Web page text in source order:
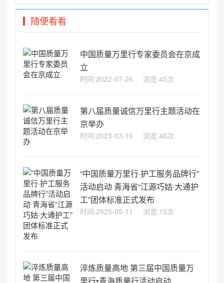
随便看看
中国质量万里行专家委员会在京成
立
时间:2022-07-26 浏览:45次
第八届质量诚信万里行主题活动在
京举办
时间:2023-03-16 浏览:46次
“中国质量万里行·护工服务品牌行”
活动启动 青海省“江源巧姑·大通护
工”团体标准正式发布
时间:2025-05-11 浏览:15次
淬炼质量高地 第三届中国质量万